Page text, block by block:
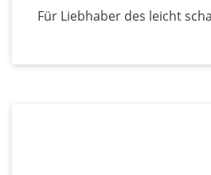
Für Liebhaber des leicht